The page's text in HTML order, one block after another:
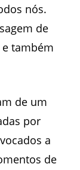
nós.
de
também
de um
por
a
de